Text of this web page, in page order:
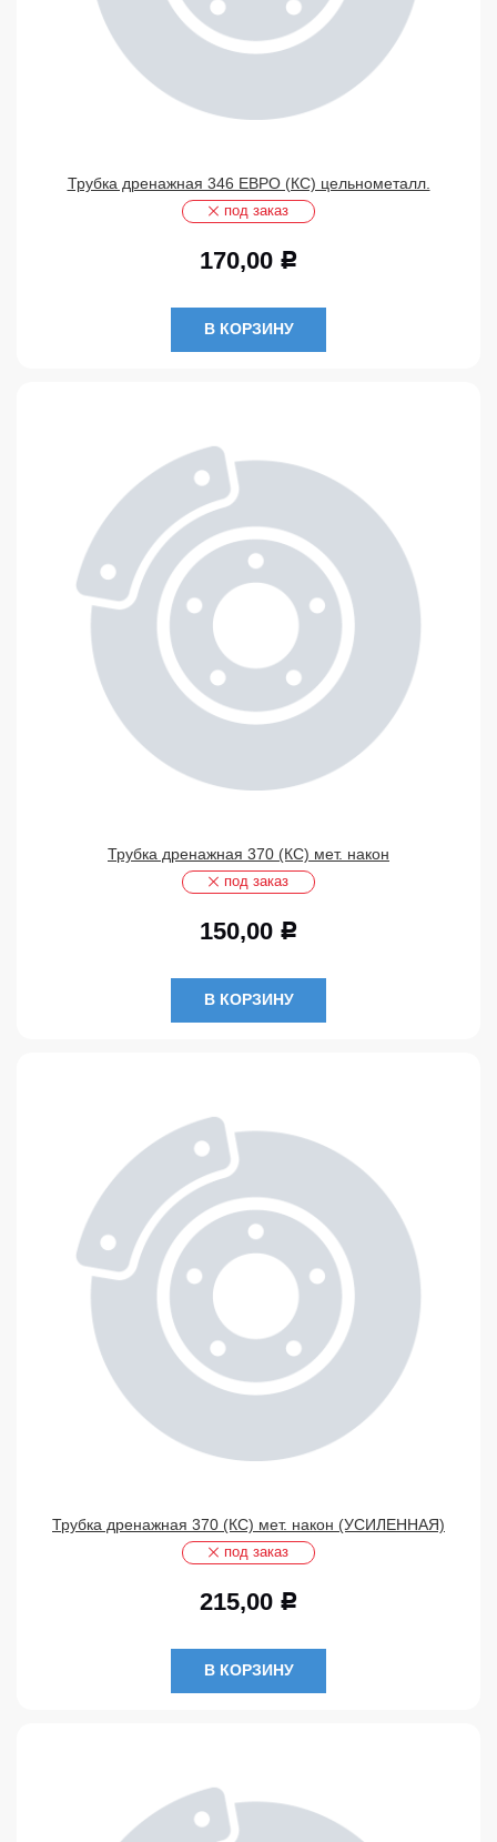
Трубка дренажная 346 ЕВРО (КС) цельнометалл.
под заказ
170,00 Р
В КОРЗИНУ
Трубка дренажная 370 (КС) мет. након
под заказ
150,00 Р
В КОРЗИНУ
Трубка дренажная 370 (КС) мет. након (УСИЛЕННАЯ)
под заказ
215,00 Р
В КОРЗИНУ